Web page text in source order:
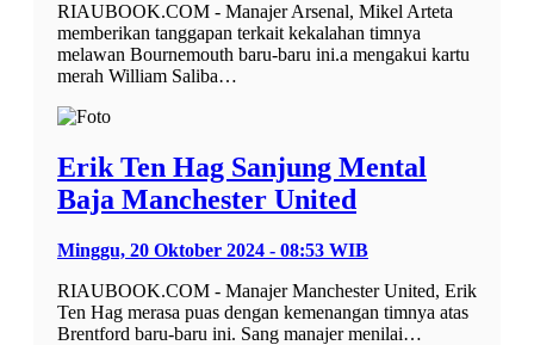
RIAUBOOK.COM - Manajer Arsenal, Mikel Arteta
memberikan tanggapan terkait kekalahan timnya
melawan Bournemouth baru-baru ini.a mengakui kartu
merah William Saliba…
Erik Ten Hag Sanjung Mental
Baja Manchester United
Minggu, 20 Oktober 2024 - 08:53 WIB
RIAUBOOK.COM - Manajer Manchester United, Erik
Ten Hag merasa puas dengan kemenangan timnya atas
Brentford baru-baru ini. Sang manajer menilai…